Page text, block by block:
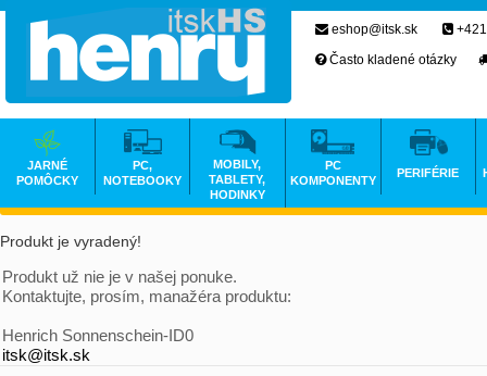
Produkt je vyradený!
Produkt už nie je v našej ponuke.
Kontaktujte, prosím, manažéra produktu:
Henrich Sonnenschein-ID0
itsk@itsk.sk
eshop@itsk.sk
Často kladené otázky
JARNÉ
POMÔCKY
PC,
NOTEBOOKY
MOBILY,
TABLETY,
HODINKY
PC
KOMPONENTY
PERIFÉRIE